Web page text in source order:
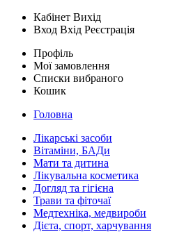
Кабінет Вихід
Вход Вхід Реєстрація
Профіль
Мої замовлення
Списки вибраного
Кошик
Головна
Лікарські засоби
Вітаміни, БАДи
Мати та дитина
Лікувальна косметика
Догляд та гігієна
Трави та фіточаї
Медтехніка, медвироби
Дієта, спорт, харчування